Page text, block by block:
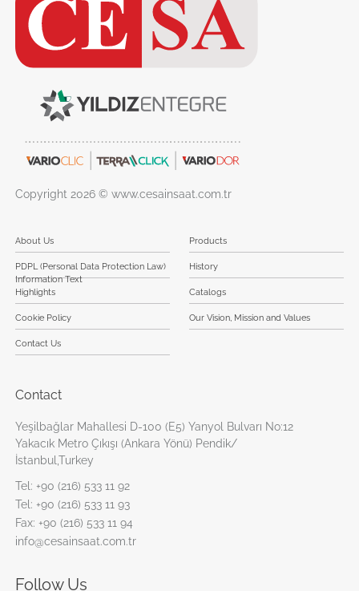
Copyright 2026 © www.cesainsaat.com.tr
About Us Products
PDPL (Personal Data Protection Law)
Information Text
History
Highlights Catalogs
Cookie Policy Our Vision, Mission and Values
Contact Us
Contact
Yeşilbağlar Mahallesi D-100 (E5) Yanyol Bulvarı No:12
Yakacık Metro Çıkışı (Ankara Yönü) Pendik/
İstanbul,Turkey
Tel: +90 (216) 533 11 92
Tel: +90 (216) 533 11 93
Fax: +90 (216) 533 11 94
info@cesainsaat.com.tr
Follow Us